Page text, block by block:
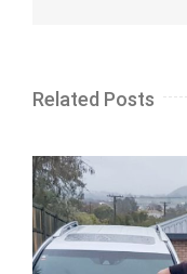
Related Posts